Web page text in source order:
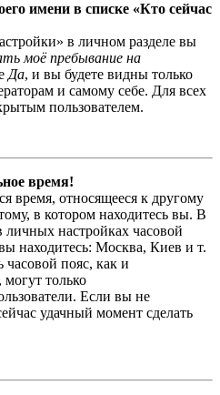
имени в списке «Кто сейчас
в личном разделе вы
моё пребывание на
Да, и вы будете видны только
и самому себе. Для всех
пользователем.
время!
время, относящееся к другому
в котором находитесь вы. В
личных настройках часовой
находитесь: Москва, Киев и т.
часовой пояс, как и
только
Если вы не
удачный момент сделать